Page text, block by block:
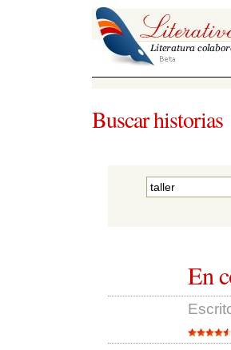
Buscar historias
En